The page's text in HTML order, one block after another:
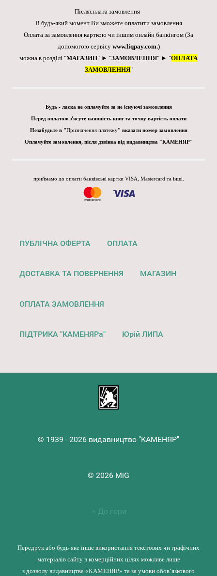
Післясплата замовлення
В будь-який момент Ви зможете оплатити замовлення
Оплата за замовлення карткою чи іншим онлайн банкінгом (За
допомогою сервісу www.liqpay.com.)
можна в розділі "МАГАЗИН" ► "ЗАМОВЛЕННЯ" ► "ОПЛАТА
ЗАМОВЛЕННЯ"
Будь - ласка не оплачуйте за не існуючі замовлення
Перед оплатою з'ясуте наявність книг та точну вартість оплати
Незабудьте в "Призначення платежу" вказати номер замовлення
Оплачуйте замовлення, після дзвінка від видавництва "КАМЕНЯР"
приймамо до оплати банківські картки VISA, Mastercard та інші.
ПУБЛІЧНА ОФЕРТА ОПЛАТА
ДОСТАВКА ТА ПОВЕРНЕННЯ МАГАЗИН
ОПЛАТА ЗАМОВЛЕННЯ
ПІДТРИКА "КАМЕНЯРа" Юрій ЛИПА
© 1939 - 2026 видавництво "КАМЕНЯР"
© 2026 MiG
До гори
Передрук або будь-яке інше використання текстових чи графічних
матеріалів сайту в комерційних цілях можливе лише
з дозволу видавництва «КАМЕНЯР» та за умови обов’язкового